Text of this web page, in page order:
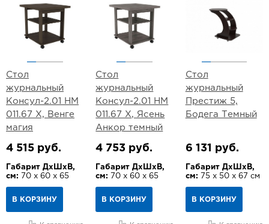
Стол
журнальный
Консул-2.01 НМ
011.67 Х, Венге
магия
4 515 руб.
Габарит ДхШхВ,
см: 70 х 60 х 65
В КОРЗИНУ
Стол
журнальный
Консул-2.01 НМ
011.67 Х, Ясень
Анкор темный
4 753 руб.
Габарит ДхШхВ,
см:
70 х 60 х 65
В КОРЗИНУ
Стол
журнальный
Престиж 5,
Бодега Темный
6 131 руб.
Габарит ДхШхВ,
см: 75 х 50 х 67 см
В КОРЗИНУ